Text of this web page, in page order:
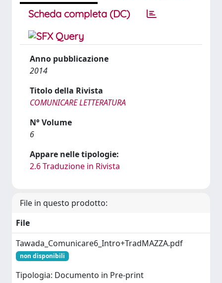
Scheda completa (DC)
Anno pubblicazione
2014
Titolo della Rivista
COMUNICARE LETTERATURA
N° Volume
6
Appare nelle tipologie:
2.6 Traduzione in Rivista
File in questo prodotto:
File
Tawada_Comunicare6_Intro+TradMAZZA.pdf
non disponibili
Tipologia: Documento in Pre-print